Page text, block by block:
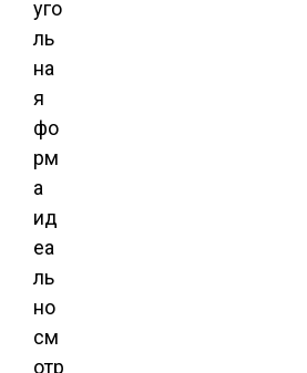
уго
ль
на
я
фо
рм
а
ид
еа
ль
но
см
отр